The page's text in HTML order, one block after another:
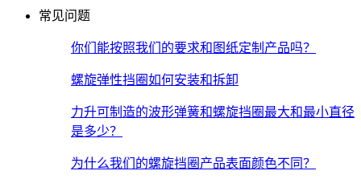
常见问题
你们能按照我们的要求和图纸定制产品吗？
螺旋弹性挡圈如何安装和拆卸
力升可制造的波形弹簧和螺旋挡圈最大和最小直径
是多少？
为什么我们的螺旋挡圈产品表面颜色不同？